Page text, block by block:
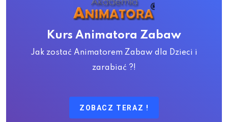
Kurs Animatora Zabaw
Jak zostać Animatorem Zabaw dla Dzieci i
zarabiać ?!
ZOBACZ TERAZ !